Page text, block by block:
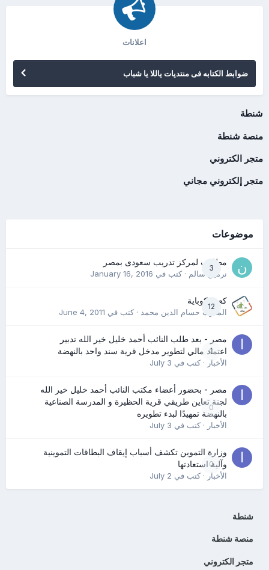
اعلانات
ضوابط الكتابه فى منتديات ياللا يا شباب
شنطة
منصة شنطة
متجر الكتروني
متجر إلكتروني مجاني
موضوعات
3
مطلوب لمركز تدريب سعودى بمصر
نرمين سالم· كتب في January 16, 2016
12
كعب كوباية
المدرب حسام الدين محمد· كتب في June 4, 2011
0
مصر - بعد طلب النائب أحمد خليل خير الله تدبير
اعتماد مالي لتطوير مدخل قرية سند واحد بالنهضة
الأخبار· كتب في July 3
0
مصر - بحضور أعضاء مكتب النائب أحمد خليل خير الله
لجنة تعاين طريقي قرية الحظيرة و المدرسة الصناعية
بالنهضة تمهيدًا لبدء تطويره
الأخبار· كتب في July 3
0
وزارة التموين تكشف أسباب إيقاف البطاقات التموينية
وآلية استعادتها
الأخبار· كتب في July 2
شنطة
منصة شنطة
متجر الكتروني